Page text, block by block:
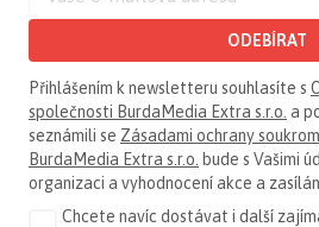
ODEBÍRAT
Přihlášením k newsletteru souhlasíte s
společnosti BurdaMedia Extra s.r.o. a
seznámili se Zásadami ochrany
BurdaMedia Extra s.r.o. bude s Vašimi
organizaci a vyhodnocení akce a
Chcete navíc dostávat i další